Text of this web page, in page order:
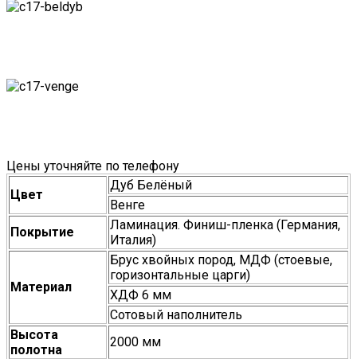
Цены уточняйте по телефону
Цвет
Дуб Белёный
Венге
Покрытие
Ламинация. Финиш-пленка (Германия,
Италия)
Материал
Брус хвойных пород, МДФ (стоевые,
горизонтальные царги)
ХДФ 6 мм
Сотовый наполнитель
Высота
полотна
2000 мм